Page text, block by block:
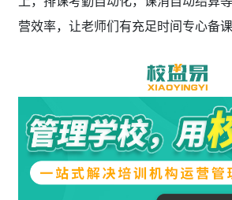
营效率，让老师们有充足时间专心备